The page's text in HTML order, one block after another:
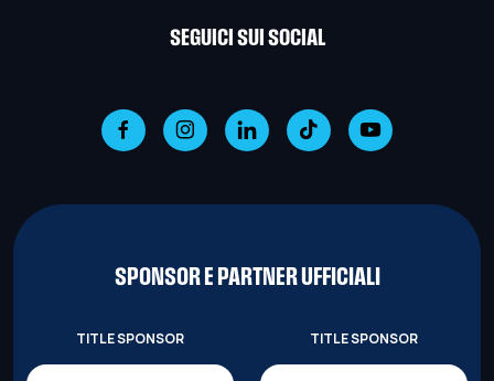
SEGUICI SUI SOCIAL
SPONSOR E PARTNER UFFICIALI
TITLE SPONSOR TITLE SPONSOR